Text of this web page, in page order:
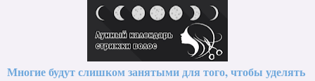
Многие будут слишком занятыми для того, чтобы уделять